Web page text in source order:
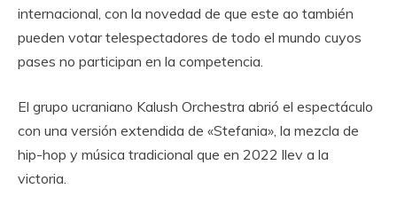
internacional, con la novedad de que este ao también
pueden votar telespectadores de todo el mundo cuyos
pases no participan en la competencia.
El grupo ucraniano Kalush Orchestra abrió el espectáculo
con una versión extendida de «Stefania», la mezcla de
hip-hop y música tradicional que en 2022 llev a la
victoria.